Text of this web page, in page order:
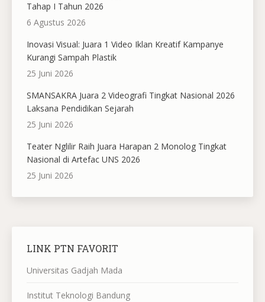
Tahap I Tahun 2026
6 Agustus 2026
Inovasi Visual: Juara 1 Video Iklan Kreatif Kampanye
Kurangi Sampah Plastik
25 Juni 2026
SMANSAKRA Juara 2 Videografi Tingkat Nasional 2026
Laksana Pendidikan Sejarah
25 Juni 2026
Teater Nglilir Raih Juara Harapan 2 Monolog Tingkat
Nasional di Artefac UNS 2026
25 Juni 2026
LINK PTN FAVORIT
Universitas Gadjah Mada
Institut Teknologi Bandung